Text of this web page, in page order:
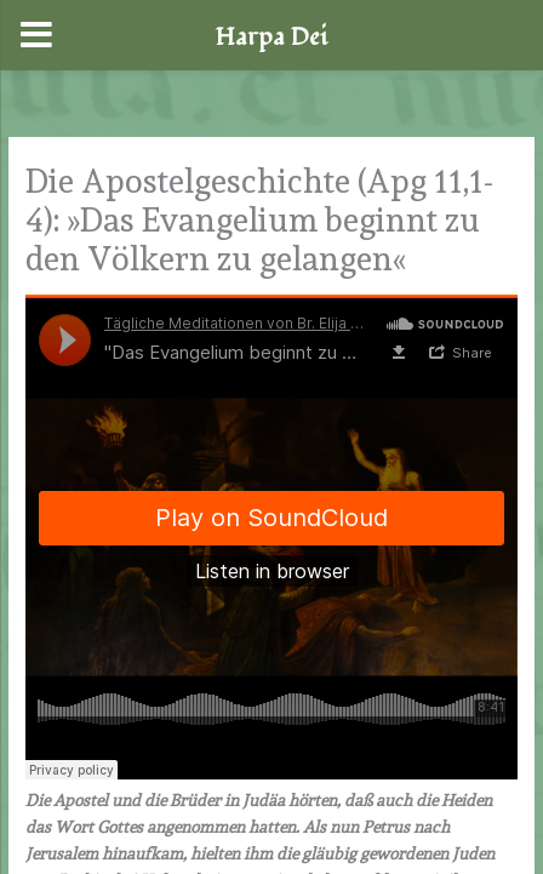
springen
Die Apostelgeschichte (Apg 11,1-
4): »Das Evangelium beginnt zu
den Völkern zu gelangen«
Die Apostel und die Brüder in Judäa hörten, daß auch die Heiden
das Wort Gottes angenommen hatten. Als nun Petrus nach
Jerusalem hinaufkam, hielten ihm die gläubig gewordenen Juden
Harpa Dei